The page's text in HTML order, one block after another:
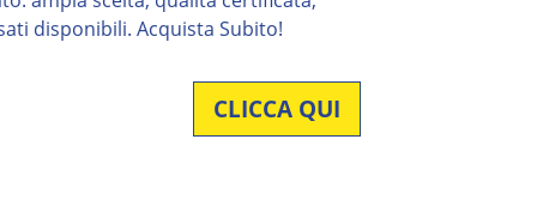
disponibili. Acquista Subito!
CLICCA QUI